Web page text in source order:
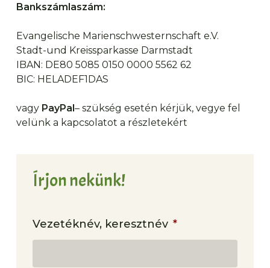
Bankszámlaszám:
Evangelische Marienschwesternschaft e.V.
Stadt-und Kreissparkasse Darmstadt
IBAN: DE80 5085 0150 0000 5562 62
BIC: HELADEF1DAS
vagy PayPal– szükség esetén kérjük, vegye fel
velünk a kapcsolatot a részletekért
Írjon nekünk!
Vezetéknév, keresztnév *